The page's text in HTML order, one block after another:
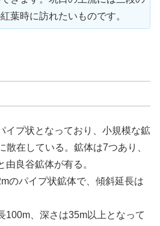
葉時に訪れたいものです。
イプ状となっており、小規模な鉱
散在している。鉱体は7つあり、
良谷鉱体が有る。
のパイプ状鉱体で、傾斜延長は
100m、深さは35m以上となって